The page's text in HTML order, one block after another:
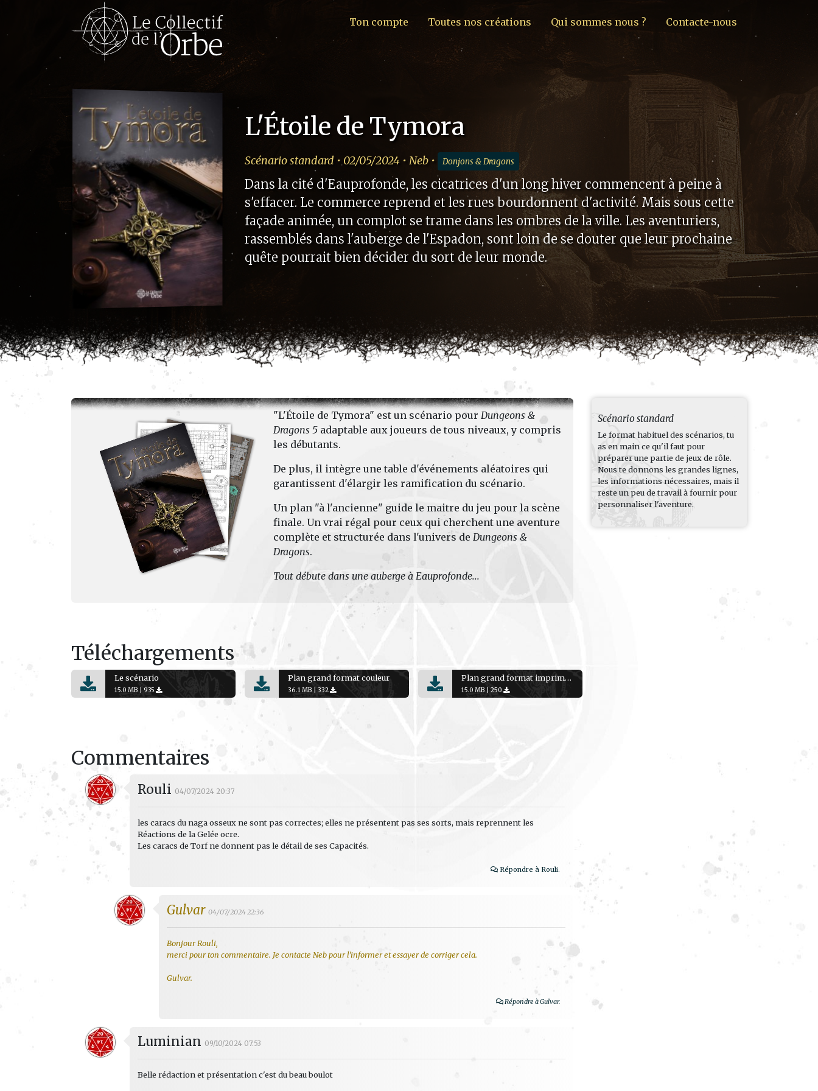
Ton compte Toutes nos créations Qui sommes nous ? Contacte-nous
L'Étoile de Tymora
Scénario standard • 02/05/2024 • Neb • Donjons & Dragons
Dans la cité d'Eauprofonde, les cicatrices d'un long hiver commencent à peine à
s'effacer. Le commerce reprend et les rues bourdonnent d'activité. Mais sous cette
façade animée, un complot se trame dans les ombres de la ville. Les aventuriers,
rassemblés dans l'auberge de l'Espadon, sont loin de se douter que leur prochaine
quête pourrait bien décider du sort de leur monde.
"L'Étoile de Tymora" est un scénario pour Dungeons &
Dragons 5 adaptable aux joueurs de tous niveaux, y compris
les débutants.
De plus, il intègre une table d'événements aléatoires qui
garantissent d'élargir les ramification du scénario.
Un plan "à l'ancienne" guide le maitre du jeu pour la scène
finale. Un vrai régal pour ceux qui cherchent une aventure
complète et structurée dans l'univers de Dungeons &
Dragons.
Tout débute dans une auberge à Eauprofonde...
Téléchargements
Le scénario
15.0 MB |935
Plan grand format couleur
36.1 MB |332
Plan grand format imprimable
15.0 MB |250
Commentaires
Rouli 04/07/2024 20:37
les caracs du naga osseux ne sont pas correctes; elles ne présentent pas ses sorts, mais reprennent les
Réactions de la Gelée ocre.
Les caracs de Torf ne donnent pas le détail de ses Capacités.
Répondre à Rouli.
Gulvar 04/07/2024 22:36
Bonjour Rouli,
merci pour ton commentaire. Je contacte Neb pour l'informer et essayer de corriger cela.
Gulvar.
Répondre à Gulvar.
Luminian 09/10/2024 07:53
Belle rédaction et présentation c'est du beau boulot
Scénario standard
Le format habituel des scénarios, tu
as en main ce qu'il faut pour
préparer une partie de jeux de rôle.
Nous te donnons les grandes lignes,
les informations nécessaires, mais il
reste un peu de travail à fournir pour
personnaliser l'aventure.